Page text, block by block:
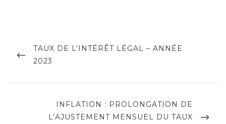
l’article
PREVIOUS
POST
TAUX DE L’INTÉRÊT LÉGAL – ANNÉE
2023
NEXT
POST
INFLATION : PROLONGATION DE
L’AJUSTEMENT MENSUEL DU TAUX